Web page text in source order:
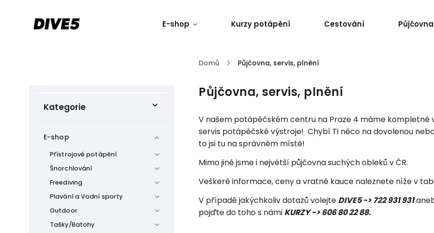
E-shop Kurzy potápění Cestování
Domů / Půjčovna, servis, plnění
Kategorie
E-shop
Přístrojové potápění
Šnorchlování
Freediving
Plavání a Vodní sporty
Outdoor
Tašky/Batohy
Půjčovna, servis, plnění
V našem potápěčském centru na Praze 4 máme kompletně
servis potápěčské výstroje! Chybí Ti něco na dovolenou
to jsi tu na správném místě!
Mimo jiné jsme i největší půjčovna suchých obleků v ČR.
Veškeré informace, ceny a vratné kauce naleznete níže v
V případě jakýchkoliv dotazů volejte DIVE5 -> 722 931 931
pojďte do toho s námi KURZY -> 606 80 22 88.